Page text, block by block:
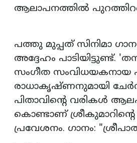
ആലാപനത്തിൽ
പത്തു മുപ്പത് സിനിമാ
അദ്ദേഹം പാടിയിട്ടുണ്ട്.
സംഗീത സംവിധയകനായ
രാധാകൃഷ്ണനുമായി
പിതാവിന്റെ വരികൾ
കൊണ്ടാണ് ശ്രീകുമാറിന്റെ
പ്രവേശനം. ഗാനം: